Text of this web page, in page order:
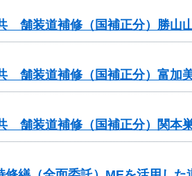
舗装道補修（国補正分）勝山
舗装道補修（国補正分）富加
舗装道補修（国補正分）関本